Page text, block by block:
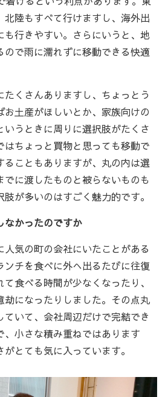
北陸もすべて行けますし、海外出
も行きやすい。さらにいうと、地
ので雨に濡れずに移動できる快適
たくさんありますし、ちょっとう
お土産がほしいとか、家族向けの
いうときに周りに選択肢がたくさ
はちょっと買物と思っても移動で
ることもありますが、丸の内は選
に渡したものと被らないものも
が多いのはすごく魅力的です。
かったのですか
人気の町の会社にいたことがある
ンチを食べに外へ出るたびに往復
食べる時間が少なくなったり、
劫になったりしました。その点丸
ていて、会社周辺だけで完結でき
、小さな積み重ねではあります
とても気に入っています。